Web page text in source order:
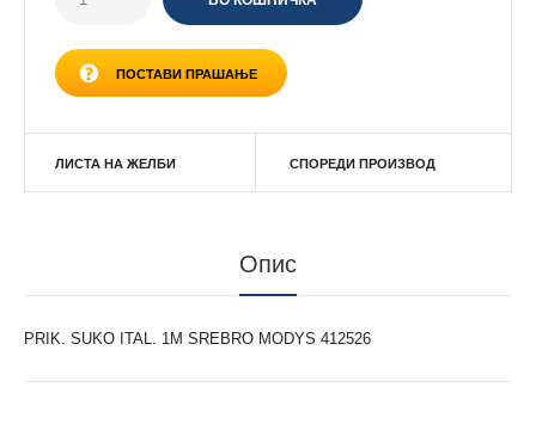
ПОСТАВИ ПРАШАЊЕ
ЛИСТА НА ЖЕЛБИ СПОРЕДИ ПРОИЗВОД
Опис
PRIK. SUKO ITAL. 1M SREBRO MODYS 412526